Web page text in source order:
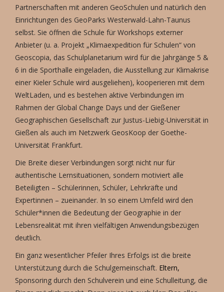
Partnerschaften mit anderen GeoSchulen und natürlich den
Einrichtungen des GeoParks Westerwald-Lahn-Taunus
selbst. Sie öffnen die Schule für Workshops externer
Anbieter (u. a. Projekt „Klimaexpedition für Schulen“ von
Geoscopia, das Schulplanetarium wird für die Jahrgänge 5 &
6 in die Sporthalle eingeladen, die Ausstellung zur Klimakrise
einer Kieler Schule wird ausgeliehen), kooperieren mit dem
WeltLaden, und es bestehen aktive Verbindungen im
Rahmen der Global Change Days und der Gießener
Geographischen Gesellschaft zur Justus-Liebig-Universität in
Gießen als auch im Netzwerk GeosKoop der Goethe-
Universität Frankfurt.
Die Breite dieser Verbindungen sorgt nicht nur für
authentische Lernsituationen, sondern motiviert alle
Beteiligten – Schülerinnen, Schüler, Lehrkräfte und
Expertinnen – zueinander. In so einem Umfeld wird den
Schüler*innen die Bedeutung der Geographie in der
Lebensrealität mit ihren vielfältigen Anwendungsbezügen
deutlich.
Ein ganz wesentlicher Pfeiler Ihres Erfolgs ist die breite
Unterstützung durch die Schulgemeinschaft. Eltern,
Sponsoring durch den Schulverein und eine Schulleitung, die